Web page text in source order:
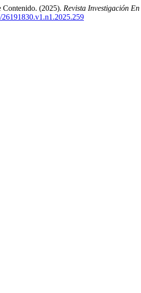
Contenido. (2025). Revista Investigación